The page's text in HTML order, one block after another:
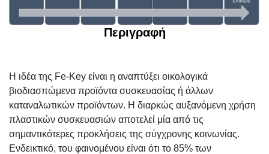
Περιγραφή
Η ιδέα της Fe-Key είναι η αναπτύξει οικολογικά
βιοδιασπώμενα προϊόντα συσκευασίας ή άλλων
καταναλωτικών προϊόντων. Η διαρκώς αυξανόμενη χρήση
πλαστικών συσκευασιών αποτελεί μία από τις
σημαντικότερες προκλήσεις της σύγχρονης κοινωνίας.
Ενδεικτικό, του φαινομένου είναι ότι το 85% των